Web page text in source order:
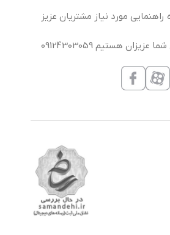
مورد نیاز مشتریان عزیز